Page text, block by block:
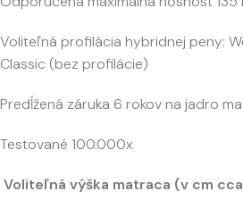
Voliteľná profilácia hybridnej peny:
Classic (bez profilácie)
Predĺžená záruka 6 rokov na jadro
Testované 100.000x
Voliteľná výška matraca (v cm